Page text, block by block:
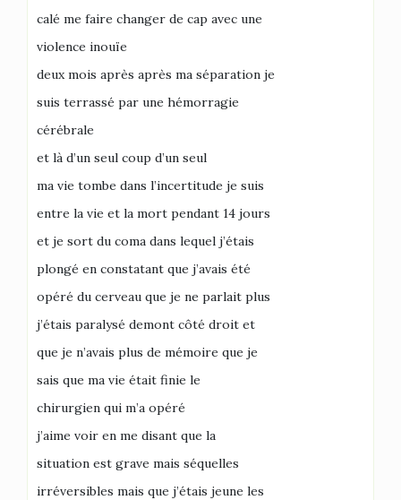
calé me faire changer de cap avec une
violence inouïe
deux mois après après ma séparation je
suis terrassé par une hémorragie
cérébrale
et là d’un seul coup d’un seul
ma vie tombe dans l’incertitude je suis
entre la vie et la mort pendant 14 jours
et je sort du coma dans lequel j’étais
plongé en constatant que j’avais été
opéré du cerveau que je ne parlait plus
j’étais paralysé demont côté droit et
que je n’avais plus de mémoire que je
sais que ma vie était finie le
chirurgien qui m’a opéré
j’aime voir en me disant que la
situation est grave mais séquelles
irréversibles mais que j’étais jeune les